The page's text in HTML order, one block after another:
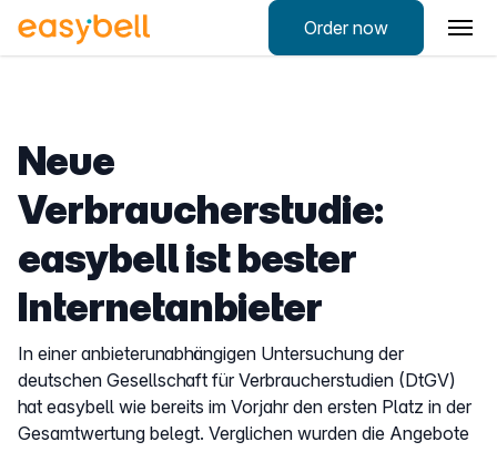
Order now
Neue
Verbraucherstudie:
easybell ist bester
Internetanbieter
In einer anbieterunabhängigen Untersuchung der
deutschen Gesellschaft für Verbraucherstudien (DtGV)
hat easybell wie bereits im Vorjahr den ersten Platz in der
Gesamtwertung belegt. Verglichen wurden die Angebote